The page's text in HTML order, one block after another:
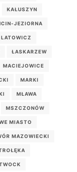
KAŁUSZYN
JEZIORNA
LATOWICZ
ŁASKARZEW
MACIEJOWICE
MARKI
MŁAWA
MSZCZONÓW
MIASTO
MAZOWIECKI